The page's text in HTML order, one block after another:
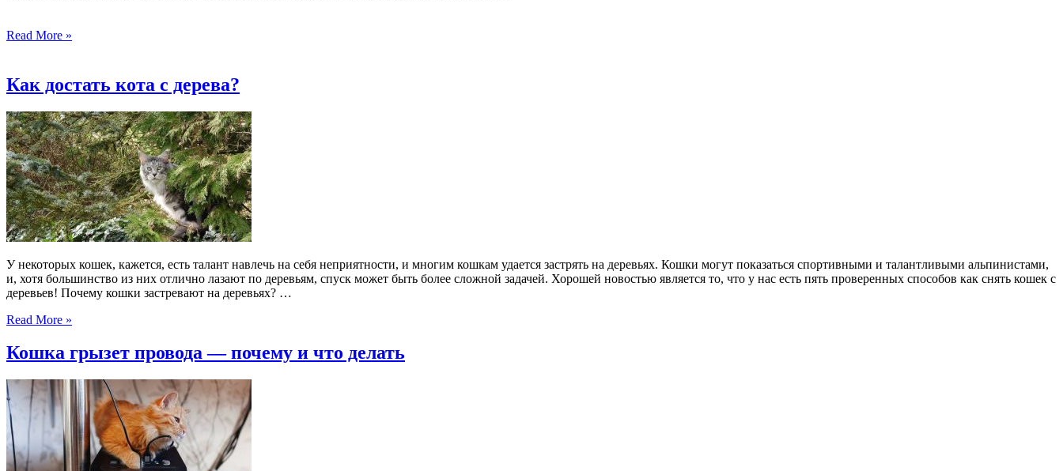
Read More »
Как достать кота с дерева?
У некоторых кошек, кажется, есть талант навлечь на себя неприятности, и многим кошкам удается застрять на деревьях. Кошки могут показаться спортивными и талантливыми альпинистами,
и, хотя большинство из них отлично лазают по деревьям, спуск может быть более сложной задачей. Хорошей новостью является то, что у нас есть пять проверенных способов как снять кошек с
деревьев! Почему кошки застревают на деревьях? …
Read More »
Кошка грызет провода — почему и что делать